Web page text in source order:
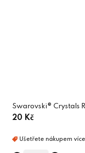
Swarovski® Crystals
20 Kč